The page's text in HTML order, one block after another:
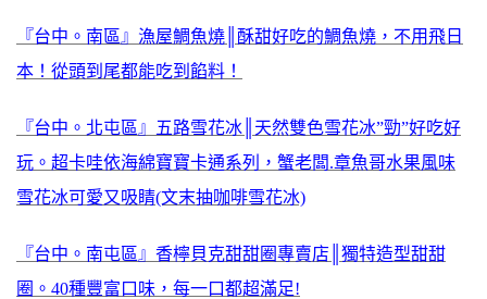
『台中。南區』漁屋鯛魚燒║酥甜好吃的鯛魚燒，不用飛日
本！從頭到尾都能吃到餡料！
『台中。北屯區』五路雪花冰║天然雙色雪花冰”勁”好吃好
玩。超卡哇依海綿寶寶卡通系列，蟹老闆.章魚哥水果風味
雪花冰可愛又吸睛(文末抽咖啡雪花冰)
『台中。南屯區』香檸貝克甜甜圈專賣店║獨特造型甜甜
圈。40種豐富口味，每一口都超滿足!